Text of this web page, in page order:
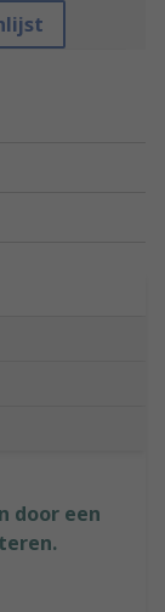
door een